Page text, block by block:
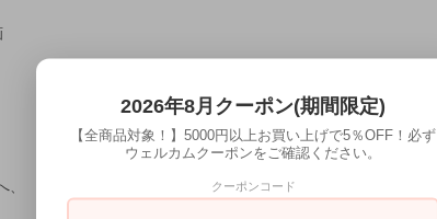
2026年8月クーポン(期間限定)
【全商品対象！】5000円以上お買い上げで5％OFF！必ず
ウェルカムクーポンをご確認ください。
クーポンコード